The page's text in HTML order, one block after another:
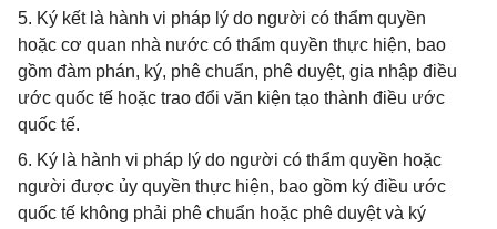
5. Ký kết là hành vi pháp lý do người có thẩm quyền
hoặc cơ quan nhà nước có thẩm quyền thực hiện, bao
gồm đàm phán, ký, phê chuẩn, phê duyệt, gia nhập điều
ước quốc tế hoặc trao đổi văn kiện tạo thành điều ước
quốc tế.
6. Ký là hành vi pháp lý do người có thẩm quyền hoặc
người được ủy quyền thực hiện, bao gồm ký điều ước
quốc tế không phải phê chuẩn hoặc phê duyệt và ký